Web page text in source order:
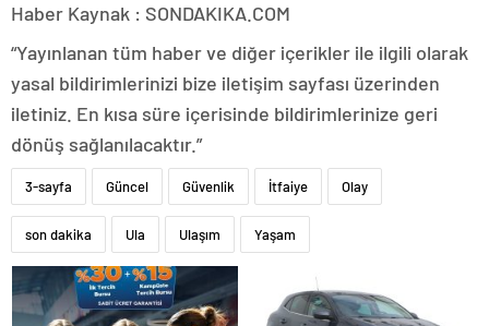
Haber Kaynak : SONDAKIKA.COM
“Yayınlanan tüm haber ve diğer içerikler ile ilgili olarak
yasal bildirimlerinizi bize iletişim sayfası üzerinden
iletiniz. En kısa süre içerisinde bildirimlerinize geri
dönüş sağlanılacaktır.”
3-sayfa Güncel Güvenlik İtfaiye Olay
son dakika Ula Ulaşım Yaşam